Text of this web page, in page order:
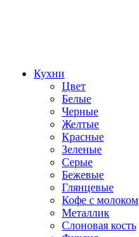
Кухни
Цвет
Белые
Черные
Желтые
Красные
Зеленые
Серые
Бежевые
Глянцевые
Кофе с молоком
Металлик
Слоновая кость